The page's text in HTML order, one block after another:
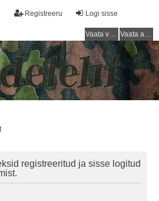
Logi sisse
Registreeru
Vaata vastamata teemasi Vaata aktiivseid teemasid
registreeritud ja sisse logitud